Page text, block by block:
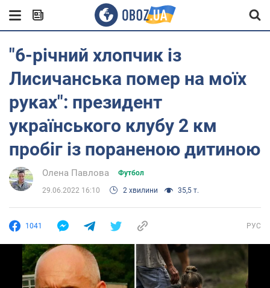
"6-річний хлопчик із
Лисичанська помер на моїх
руках": президент
українського клубу 2 км
пробіг із пораненою дитиною
Олена Павлова Футбол
29.06.2022 16:10 2 хвилини 35,5 т.
1041 РУС